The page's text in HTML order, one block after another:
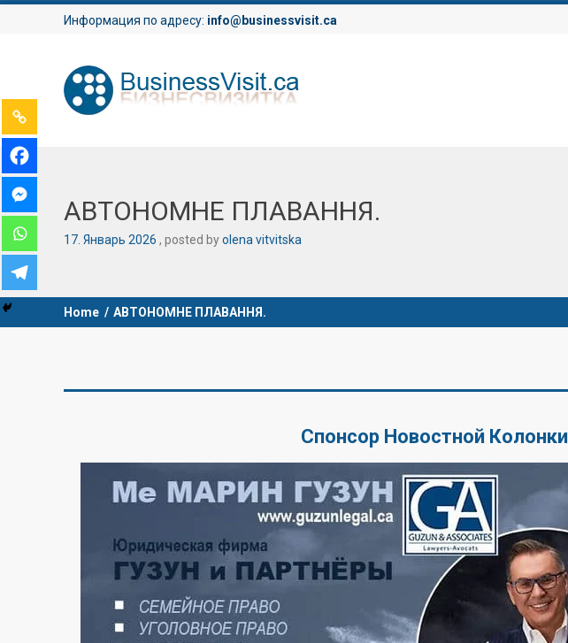
Информация по адресу: info@businessvisit.ca
АВТОНОМНЕ ПЛАВАННЯ.
17 Январь 2026 posted byolena vitvitska
Home / АВТОНОМНЕ ПЛАВАННЯ.
Спонсор Новостной Колонки